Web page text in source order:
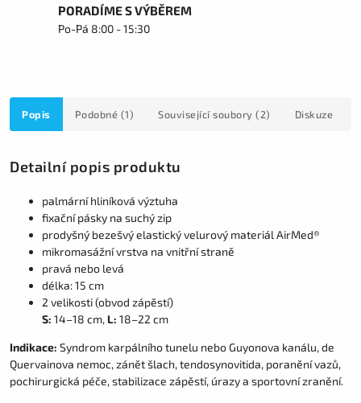
PORADÍME S VÝBĚREM
Po-Pá 8:00 - 15:30
Popis Podobné (1) Související soubory (2) Diskuze
Detailní popis produktu
palmární hliníková výztuha
fixační pásky na suchý zip
prodyšný bezešvý elastický velurový materiál AirMed®
mikromasážní vrstva na vnitřní straně
pravá nebo levá
délka: 15 cm
2 velikosti (obvod zápěstí)
S: 14–18 cm, L: 18–22 cm
Indikace: Syndrom karpálního tunelu nebo Guyonova kanálu, de
Quervainova nemoc, zánět šlach, tendosynovitida, poranění vazů,
pochirurgická péče, stabilizace zápěstí, úrazy a sportovní zranění.